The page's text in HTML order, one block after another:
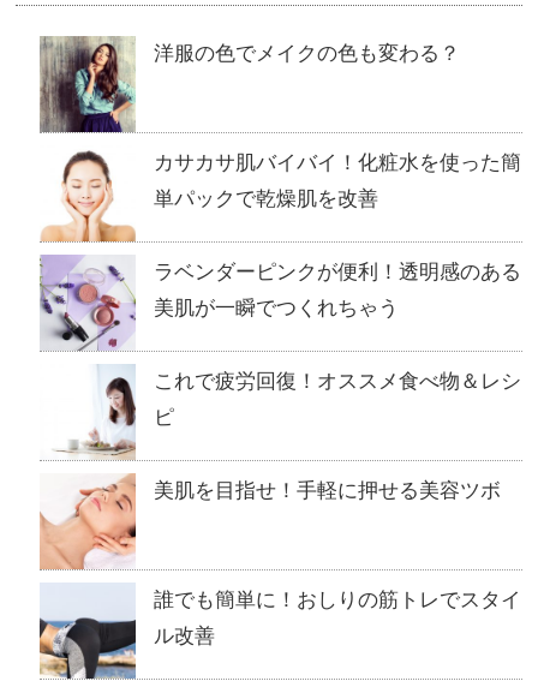
洋服の色でメイクの色も変わる？
カサカサ肌バイバイ！化粧水を使った簡
単パックで乾燥肌を改善
ラベンダーピンクが便利！透明感のある
美肌が一瞬でつくれちゃう
これで疲労回復！オススメ食べ物＆レシ
ピ
美肌を目指せ！手軽に押せる美容ツボ
誰でも簡単に！おしりの筋トレでスタイ
ル改善